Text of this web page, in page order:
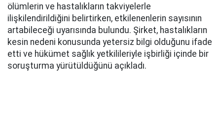
ölümlerin ve hastalıkların takviyelerle
ilişkilendirildiğini belirtirken, etkilenenlerin sayısının
artabileceği uyarısında bulundu. Şirket, hastalıkların
kesin nedeni konusunda yetersiz bilgi olduğunu ifade
etti ve hükümet sağlık yetkilileriyle işbirliği içinde bir
soruşturma yürütüldüğünü açıkladı.